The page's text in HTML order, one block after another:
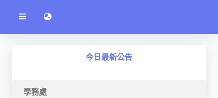
公
告
系
資訊學院
語言切換 language switch
今日最新公告
學務處